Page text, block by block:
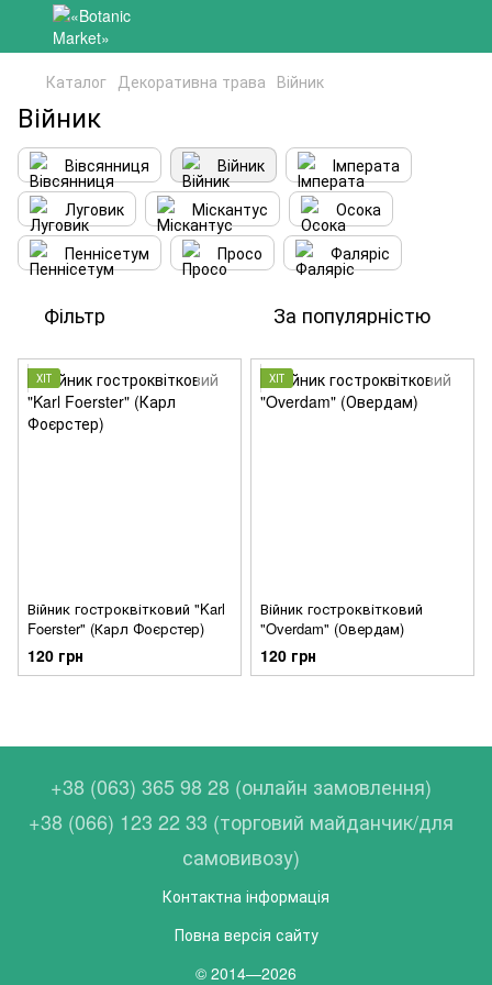
Каталог Декоративна трава Війник
Війник
Вівсянниця Війник
Імперата
Луговик
Міскантус
Осока
Пеннісетум
Просо Фаляріс
Фільтр За популярністю
ХІТ
Війник гостроквітковий "Karl
Foerster" (Карл Фоєрстер)
120 грн
ХІТ
Війник гостроквітковий
"Overdam" (Овердам)
120 грн
+38 (063) 365 98 28 (онлайн замовлення)
+38 (066) 123 22 33 (торговий майданчик/для
самовивозу)
Контактна інформація
Повна версія сайту
© 2014—2026